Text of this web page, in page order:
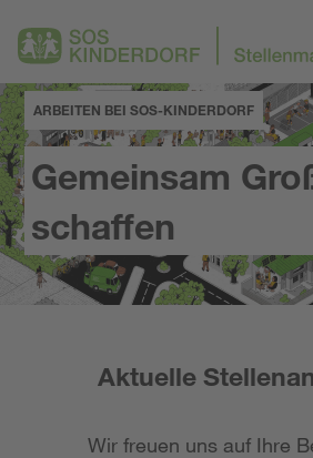
ARBEITEN BEI SOS-KINDERDORF
Gemeinsam
schaffen
Aktuelle
Wir freuen uns auf Ihre